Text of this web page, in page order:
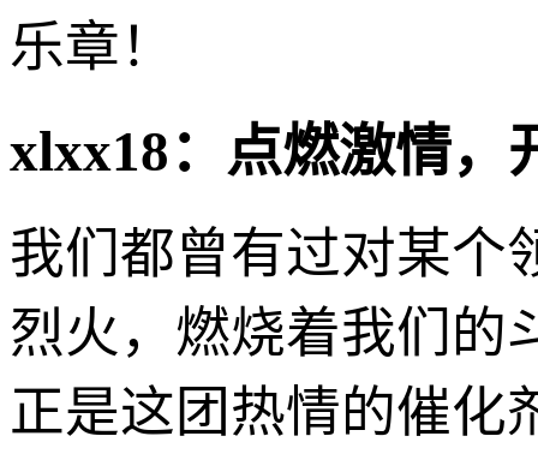
乐章！
xlxx18：点燃激情，
我们都曾有过对某个
烈火，燃烧着我们的
正是这团热情的催化